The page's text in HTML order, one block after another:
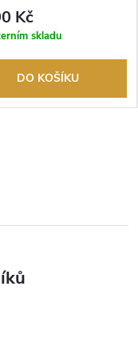
prodejce.
Kč
skladu
DO KOŠÍKU